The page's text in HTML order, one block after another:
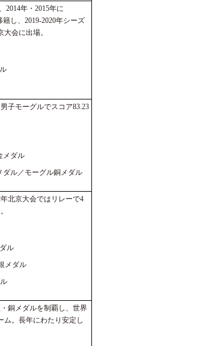
2014年・2015年に
し、2019-2020年シーズ
会に出場。
子モーグルでスコア83.23
メダル
ダル／モーグル銅メダル
北京大会ではリレーで4
ル
メダル
銅メダルを制覇し、世界
ム。長年にわたり安定し